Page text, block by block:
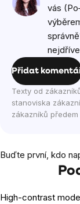
vás
Přidat
Texty od
stanoviska
zákazníků
Buďte první, kdo
High-contrast mode